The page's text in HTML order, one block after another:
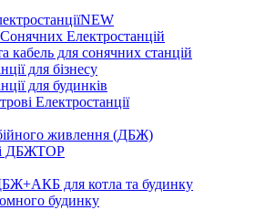
NEW
Електростанцій
кабель для сонячних станцій
для бізнесу
для будинків
Електростанції
живлення (ДБЖ)
ДБЖTOP
для котла та будинку
будинку